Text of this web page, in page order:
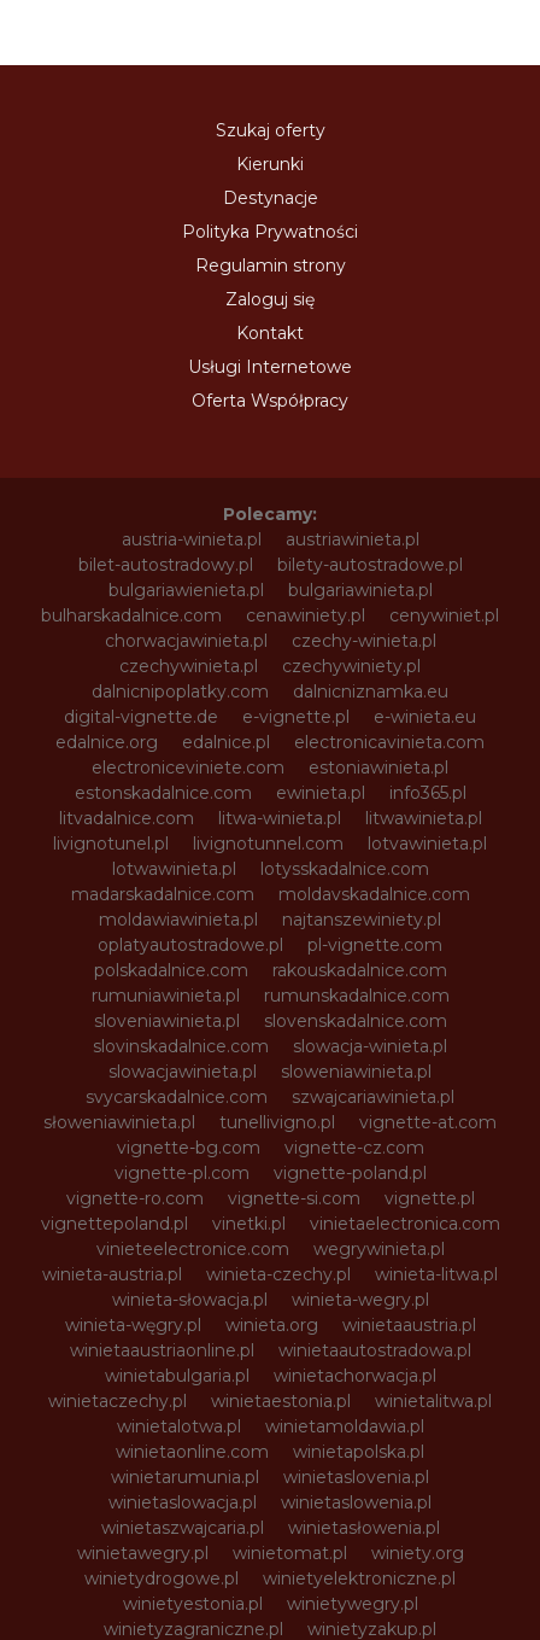
Szukaj oferty
Kierunki
Destynacje
Polityka Prywatności
Regulamin strony
Zaloguj się
Kontakt
Usługi Internetowe
Oferta Współpracy
Polecamy:
austria-winieta.pl
austriawinieta.pl
bilet-autostradowy.pl
bilety-autostradowe.pl
bulgariawienieta.pl
bulgariawinieta.pl
bulharskadalnice.com
cenawiniety.pl
cenywiniet.pl
chorwacjawinieta.pl
czechy-winieta.pl
czechywinieta.pl
czechywiniety.pl
dalnicnipoplatky.com
dalnicniznamka.eu
digital-vignette.de
e-vignette.pl
e-winieta.eu
edalnice.org
edalnice.pl
electronicavinieta.com
electroniceviniete.com
estoniawinieta.pl
estonskadalnice.com
ewinieta.pl
info365.pl
litvadalnice.com
litwa-winieta.pl
litwawinieta.pl
livignotunel.pl
livignotunnel.com
lotvawinieta.pl
lotwawinieta.pl
lotysskadalnice.com
madarskadalnice.com
moldavskadalnice.com
moldawiawinieta.pl
najtanszewiniety.pl
oplatyautostradowe.pl
pl-vignette.com
polskadalnice.com
rakouskadalnice.com
rumuniawinieta.pl
rumunskadalnice.com
sloveniawinieta.pl
slovenskadalnice.com
slovinskadalnice.com
slowacja-winieta.pl
slowacjawinieta.pl
sloweniawinieta.pl
svycarskadalnice.com
szwajcariawinieta.pl
słoweniawinieta.pl
tunellivigno.pl
vignette-at.com
vignette-bg.com
vignette-cz.com
vignette-pl.com
vignette-poland.pl
vignette-ro.com
vignette-si.com
vignette.pl
vignettepoland.pl
vinetki.pl
vinietaelectronica.com
vinieteelectronice.com
wegrywinieta.pl
winieta-austria.pl
winieta-czechy.pl
winieta-litwa.pl
winieta-słowacja.pl
winieta-wegry.pl
winieta-węgry.pl
winieta.org
winietaaustria.pl
winietaaustriaonline.pl
winietaautostradowa.pl
winietabulgaria.pl
winietachorwacja.pl
winietaczechy.pl
winietaestonia.pl
winietalitwa.pl
winietalotwa.pl
winietamoldawia.pl
winietaonline.com
winietapolska.pl
winietarumunia.pl
winietaslovenia.pl
winietaslowacja.pl
winietaslowenia.pl
winietaszwajcaria.pl
winietasłowenia.pl
winietawegry.pl
winietomat.pl
winiety.org
winietydrogowe.pl
winietyelektroniczne.pl
winietyestonia.pl
winietywegry.pl
winietyzagraniczne.pl
winietyzakup.pl